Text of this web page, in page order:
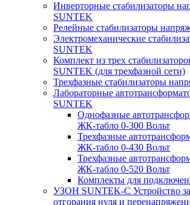
Инверторные стабилизаторы
SUNTEK
Релейные стабилизаторы
Электромеханические
SUNTEK
Комплект из трех
SUNTEK (для трехфазной сети)
Трехфазные стабилизаторы
Лабораторные
SUNTEK
Однофазные
ЖК-табло 0-300 Вольт
Трехфазные
ЖК-табло 0-430 Вольт
Трехфазные
ЖК-табло 0-520 Вольт
Комплекты для
УЗОН SUNTEK-C Устройство
отгорания нуля и